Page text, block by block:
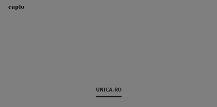
cuplu
UNICA.RO